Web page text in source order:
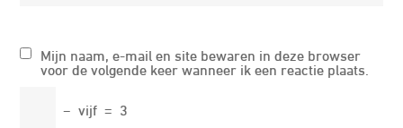
Mijn naam, e-mail en site bewaren in deze browser
voor de volgende keer wanneer ik een reactie plaats.
− vijf = 3